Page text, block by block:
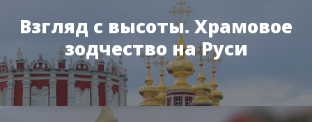
Взгляд с высоты. Храмовое
зодчество на Руси